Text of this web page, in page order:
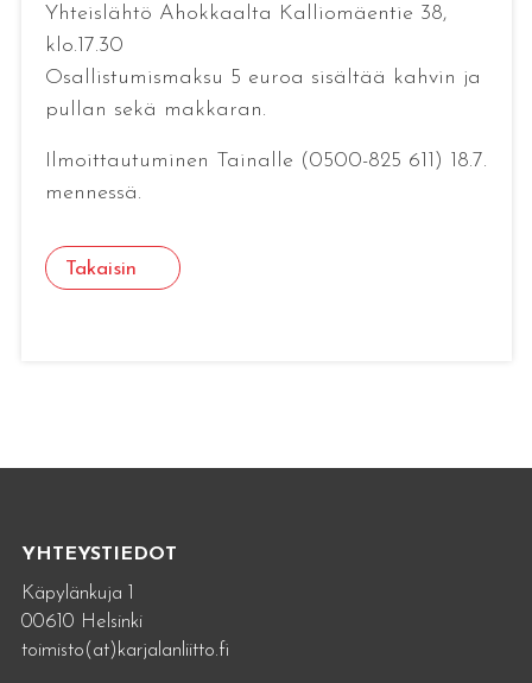
Yhteislähtö Ahokkaalta Kalliomäentie 38,
klo.17.30
Osallistumismaksu 5 euroa sisältää kahvin ja
pullan sekä makkaran.
Ilmoittautuminen Tainalle (0500-825 611) 18.7.
mennessä.
Takaisin
YHTEYSTIEDOT
Käpylänkuja 1
00610 Helsinki
toimisto(at)karjalanliitto.fi